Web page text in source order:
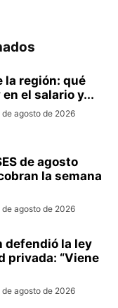
la región: qué
el salario y...
de agosto de 2026
de agosto
la semana
de agosto de 2026
defendió la ley
privada: “Viene
agosto de 2026